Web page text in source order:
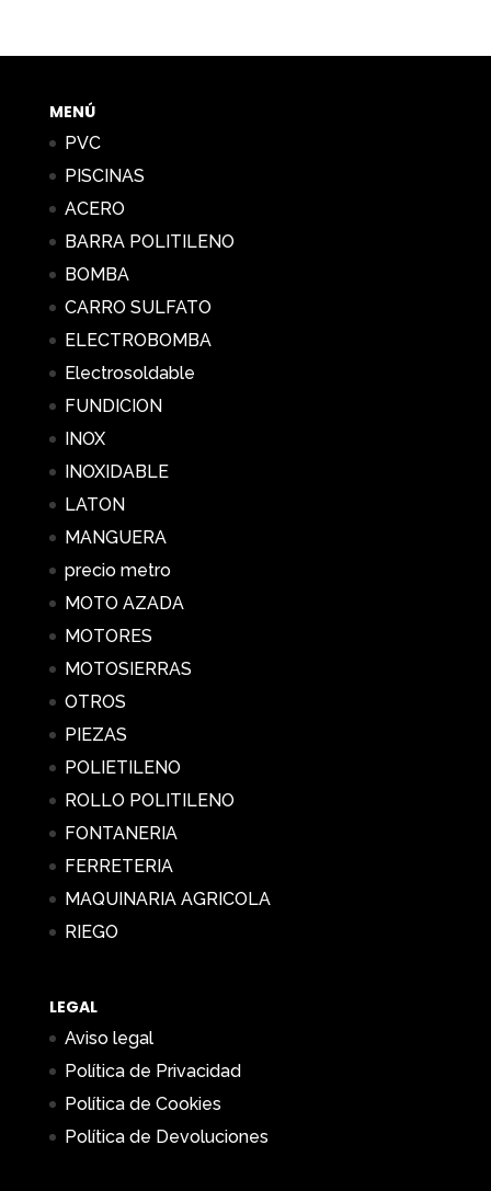
MENÚ
PVC
PISCINAS
ACERO
BARRA POLITILENO
BOMBA
CARRO SULFATO
ELECTROBOMBA
Electrosoldable
FUNDICION
INOX
INOXIDABLE
LATON
MANGUERA
precio metro
MOTO AZADA
MOTORES
MOTOSIERRAS
OTROS
PIEZAS
POLIETILENO
ROLLO POLITILENO
FONTANERIA
FERRETERIA
MAQUINARIA AGRICOLA
RIEGO
LEGAL
Aviso legal
Política de Privacidad
Política de Cookies
Política de Devoluciones